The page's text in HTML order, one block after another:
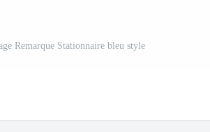
Remarque Stationnaire bleu style